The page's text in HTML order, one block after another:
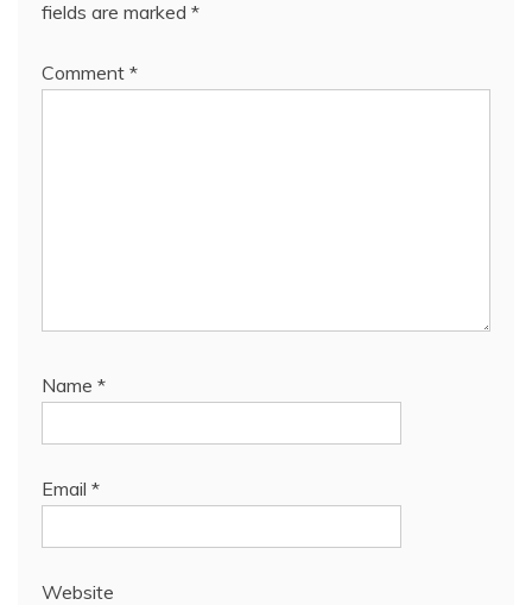
fields are marked *
Comment *
Name *
Email *
Website